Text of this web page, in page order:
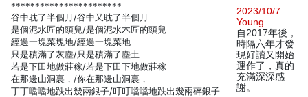
***********************
谷中耽了半個月/谷中又耽了半個月
是個泥水匠的頭兒/是個泥水木匠的頭兒
經過一塊菜塊地/經過一塊菜地
只是積滿了灰塵/只是積滿了塵土
若是下田地做莊稼/若是下田下地做莊稼
在那邊山洞裏，/你在那邊山洞裏，
丁丁噹噹地跌出幾兩銀子/叮叮噹噹地跌出幾兩碎銀子
2023/10/7
Young
自2017年後，
時隔六年才發
現好讀又開始
運作了，真的
充滿深深感
謝。